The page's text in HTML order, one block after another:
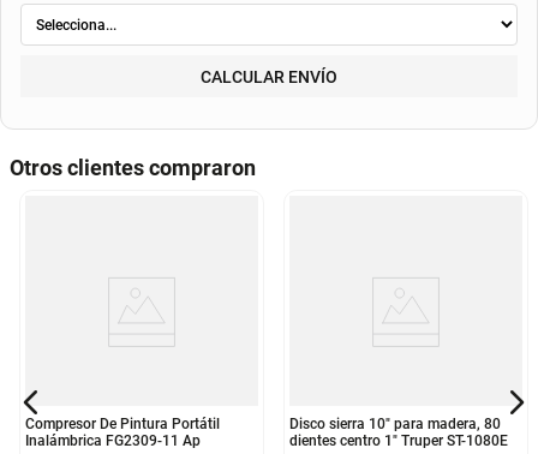
CALCULAR ENVÍO
Otros clientes compraron
Compresor De Pintura Portátil
Inalámbrica FG2309-11 Ap
Disco sierra 10" para madera, 80
dientes centro 1" Truper ST-1080E